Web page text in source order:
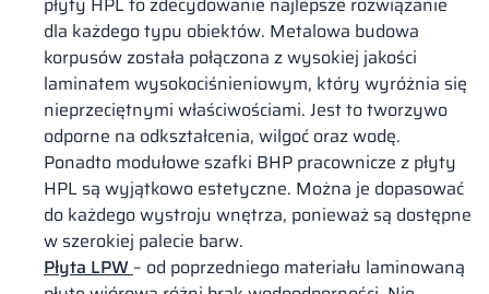
dla każdego typu obiektów. Metalowa budowa
korpusów została połączona z wysokiej jakości
laminatem wysokociśnieniowym, który wyróżnia się
nieprzeciętnymi właściwościami. Jest to tworzywo
odporne na odkształcenia, wilgoć oraz wodę.
Ponadto modułowe szafki BHP pracownicze z płyty
HPL są wyjątkowo estetyczne. Można je dopasować
do każdego wystroju wnętrza, ponieważ są dostępne
w szerokiej palecie barw.
Płyta LPW – od poprzedniego materiału laminowaną